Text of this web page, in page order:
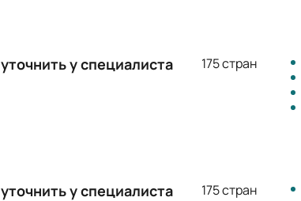
уточнить у специалиста 175 стран
уточнить у специалиста 175 стран